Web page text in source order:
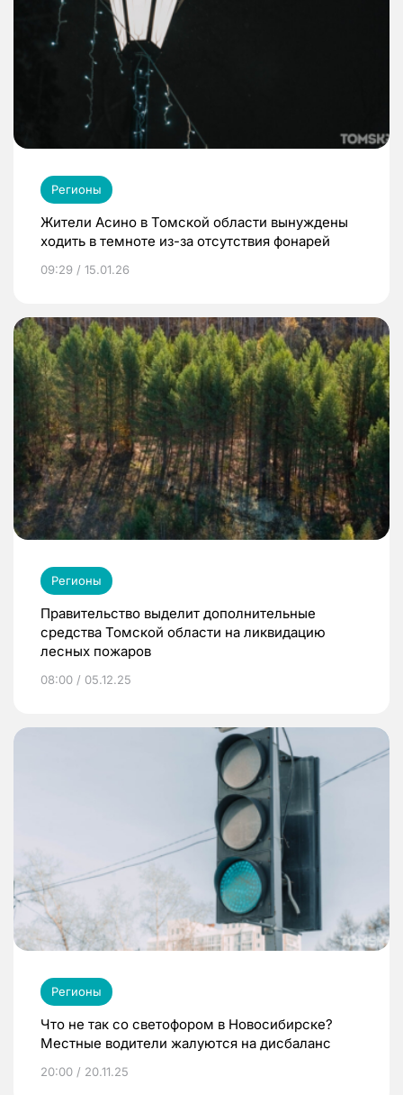
Регионы
Жители Асино в Томской области вынуждены
ходить в темноте из-за отсутствия фонарей
09:29 / 15.01.26
Регионы
Правительство выделит дополнительные
средства Томской области на ликвидацию
лесных пожаров
08:00 / 05.12.25
Регионы
Что не так со светофором в Новосибирске?
Местные водители жалуются на дисбаланс
20:00 / 20.11.25